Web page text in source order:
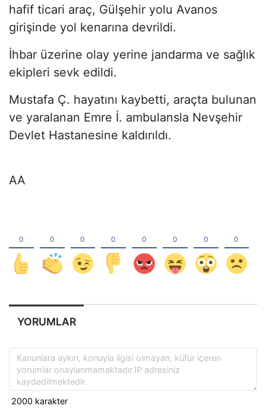
hafif ticari araç, Gülşehir yolu Avanos
girişinde yol kenarına devrildi.
İhbar üzerine olay yerine jandarma ve sağlık
ekipleri sevk edildi.
Mustafa Ç. hayatını kaybetti, araçta bulunan
ve yaralanan Emre İ. ambulansla Nevşehir
Devlet Hastanesine kaldırıldı.
AA
YORUMLAR